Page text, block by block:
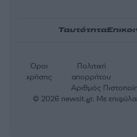
Ταυτότητα
Αριθμός
Όροι
χρήσης
Πολιτική
απορρήτου
© 2026 newsit.gr. Με